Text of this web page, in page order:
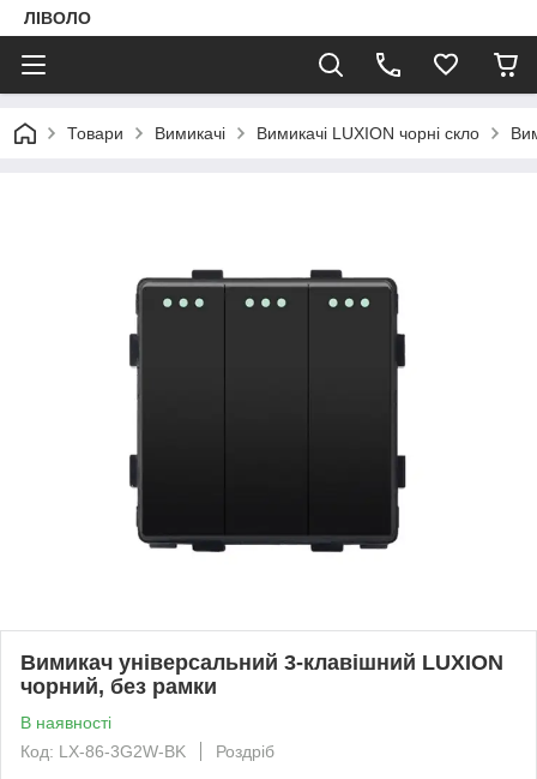
ЛІВОЛО
Товари Вимикачі Вимикачі LUXION чорні скло
Вимикач універсальний 3-клавішний LUXION
чорний, без рамки
В наявності
Код: LX-86-3G2W-BK
Роздріб